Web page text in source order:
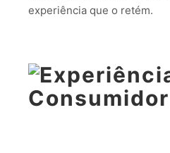
experiência que o retém.